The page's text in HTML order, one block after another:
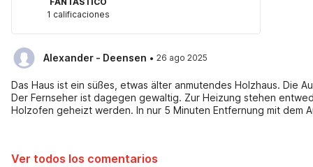
1 calificaciones
Alexander - Deensen · 26 ago 2025
Das Haus ist ein süßes, etwas älter anmutendes Holzhaus. Die
Der Fernseher ist dagegen gewaltig. Zur Heizung stehen
Holzofen geheizt werden. In nur 5 Minuten Entfernung mit dem
Haus reichlich wenig. Ausserdem leben auf dem Hof zwei
interessanten Angelplätzen mit großen Seehechten,
Ver todos los comentarios